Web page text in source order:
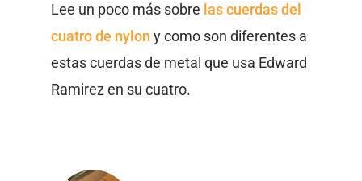
Lee un poco más sobre las cuerdas del
cuatro de nylon y como son diferentes a
estas cuerdas de metal que usa Edward
Ramirez en su cuatro.